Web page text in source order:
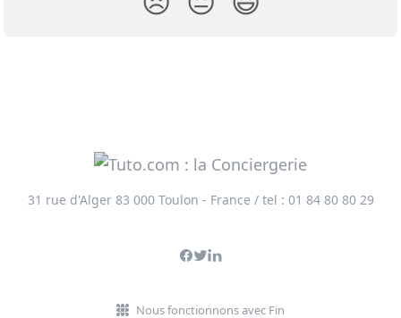
31 rue d'Alger 83 000 Toulon - France / tel : 01 84 80 80 29
Nous fonctionnons avec Fin